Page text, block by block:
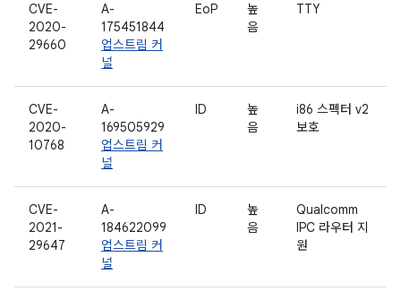
CVE-
2020-
29660
A-
175451844
업스트림 커
널
EoP
높
음
TTY
CVE-
2020-
10768
A-
169505929
업스트림 커
널
ID
높
음
i86 스펙터 v2
보호
CVE-
2021-
29647
A-
184622099
업스트림 커
널
ID
높
음
Qualcomm
IPC 라우터 지
원